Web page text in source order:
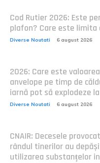
Cod Rutier 2026: Este
plafon? Care este limita
Diverse Noutati 6 august 2026
2026: Care este
anvelope pe timp de
iarnă pot să explodeze
Diverse Noutati 6 august 2026
CNAIR: Decesele
rândul tinerilor au
utilizarea substanțelor